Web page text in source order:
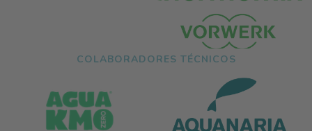
COLABORADORES TÉCNICOS